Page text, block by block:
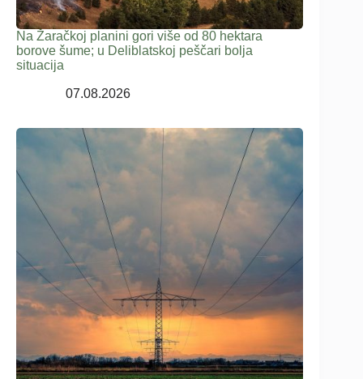
Na Žaračkoj planini gori više od 80 hektara
borove šume; u Deliblatskoj peščari bolja
situacija
07.08.2026